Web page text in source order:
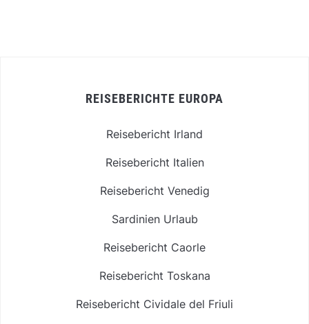
REISEBERICHTE EUROPA
Reisebericht Irland
Reisebericht Italien
Reisebericht Venedig
Sardinien Urlaub
Reisebericht Caorle
Reisebericht Toskana
Reisebericht Cividale del Friuli